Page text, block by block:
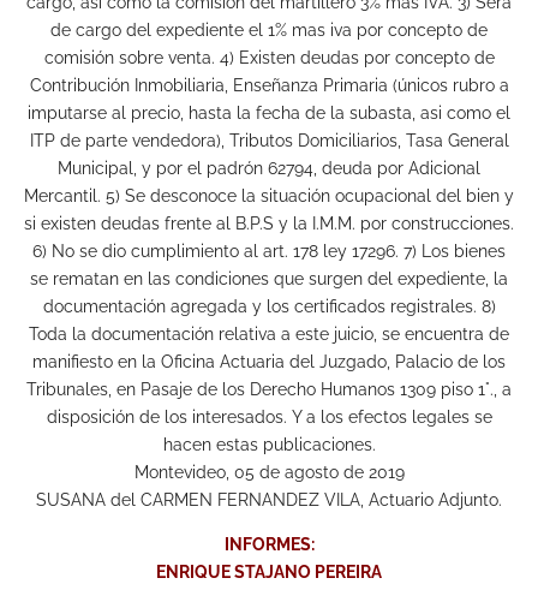
de cargo del expediente el 1% mas iva por concepto de
comisión sobre venta. 4) Existen deudas por concepto de
Contribución Inmobiliaria, Enseñanza Primaria (únicos rubro a
imputarse al precio, hasta la fecha de la subasta, asi como el
ITP de parte vendedora), Tributos Domiciliarios, Tasa General
Municipal, y por el padrón 62794, deuda por Adicional
Mercantil. 5) Se desconoce la situación ocupacional del bien y
si existen deudas frente al B.P.S y la I.M.M. por construcciones.
6) No se dio cumplimiento al art. 178 ley 17296. 7) Los bienes
se rematan en las condiciones que surgen del expediente, la
documentación agregada y los certificados registrales. 8)
Toda la documentación relativa a este juicio, se encuentra de
manifiesto en la Oficina Actuaria del Juzgado, Palacio de los
Tribunales, en Pasaje de los Derecho Humanos 1309 piso 1°., a
disposición de los interesados. Y a los efectos legales se
hacen estas publicaciones.
Montevideo, 05 de agosto de 2019
SUSANA del CARMEN FERNANDEZ VILA, Actuario Adjunto.
INFORMES:
ENRIQUE STAJANO PEREIRA